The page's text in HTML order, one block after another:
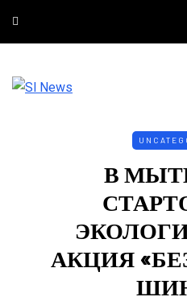
В
АКЦИЯ